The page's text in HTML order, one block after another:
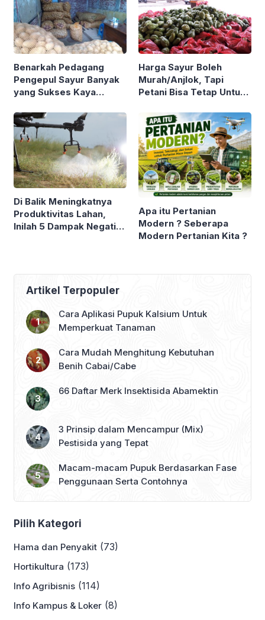
Benarkah Pedagang
Pengepul Sayur Banyak
yang Sukses Kaya
Sebaliknya ? Yuk Simak
Ulasan Berikut !
Harga Sayur Boleh
Murah/Anjlok, Tapi
Petani Bisa Tetap Untung
dan Trik Berikut
Di Balik Meningkatnya
Produktivitas Lahan,
Inilah 5 Dampak Negatif
Apa itu Pertanian
Modern ? Seberapa
Modern Pertanian Kita ?
Artikel Terpopuler
Cara Aplikasi Pupuk Kalsium Untuk
Memperkuat Tanaman
Cara Mudah Menghitung Kebutuhan
Benih Cabai/Cabe
66 Daftar Merk Insektisida Abamektin
3 Prinsip dalam Mencampur (Mix)
Pestisida yang Tepat
Macam-macam Pupuk Berdasarkan Fase
Penggunaan Serta Contohnya
Pilih Kategori
Hama dan Penyakit (73)
Hortikultura (173)
Info Agribisnis (114)
Info Kampus & Loker (8)